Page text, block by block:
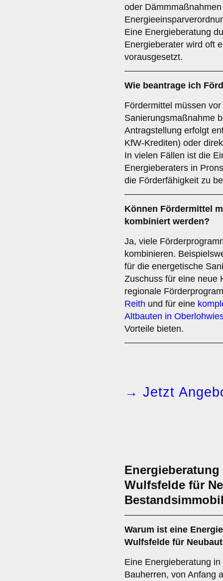
oder
Eine Energieberatung
Energieberater wird oft
vorausgesetzt.
Wie beantrage ich
Fördermittel müssen
Sanierungsmaßnahme
Antragstellung erfolgt
KfW-Krediten) oder
In vielen Fällen ist die
Energieberaters in
die Förderfähigkeit zu
Können Fördermittel
kombiniert werden?
Ja, viele
kombinieren.
für die energetische
Zuschuss für eine neue
regionale
Reith und für eine
Altbauten in
Vorteile bieten.
→ Jetzt
Wulfsfelde für
Warum ist eine
Wulfsfelde für
Eine Energieberatung
Bauherren, von Anfang